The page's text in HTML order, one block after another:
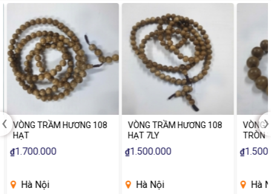
VÒNG TRẦM HƯƠNG 108
HẠT
₫1.700.000
Hà Nội
VÒNG TRẦM HƯƠNG 108
HẠT 7LY
₫1.500.000
Hà Nội
VÒNG
TRÒN
₫
Hà
‹ ›